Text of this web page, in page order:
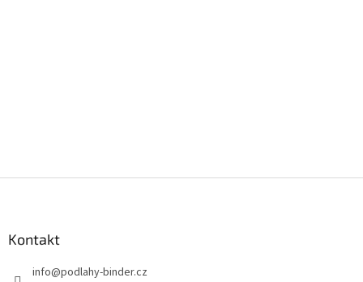
Kontakt
info@podlahy-binder.cz